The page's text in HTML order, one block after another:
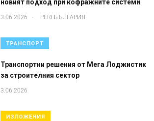
новият подход при кофражните системи
3.06.2026 . PERI БЪЛГАРИЯ
ТРАНСПОРТ
Транспортни решения от Мега Лоджистик
за строителния сектор
3.06.2026
ИЗЛОЖЕНИЯ